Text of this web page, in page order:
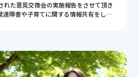
れた意見交換会の実施報告をさせて頂き
達障害や子育てに関する情報共有をして